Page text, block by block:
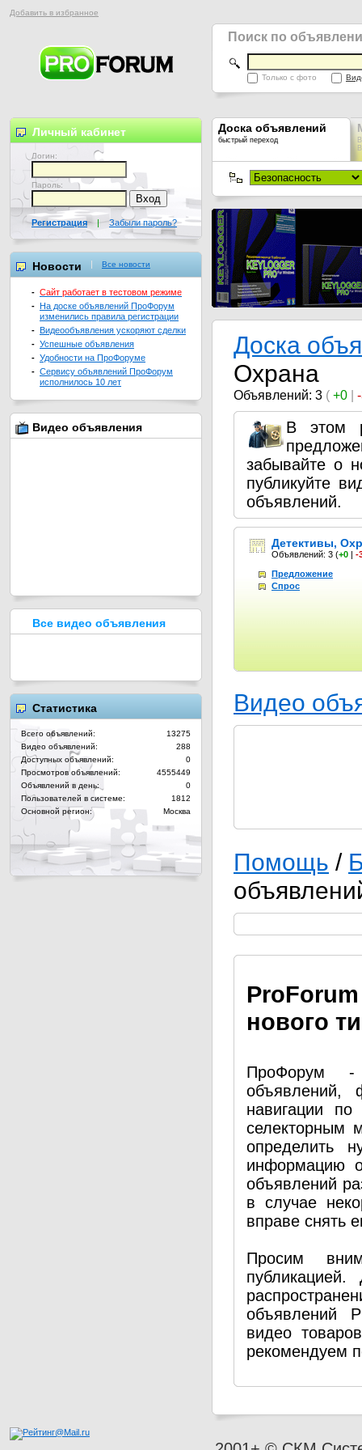
Добавить в избранное
Поиск по
Только с фото
Доска объявлений
быстрый переход
Доска
Охрана
Объявлений: 3 ( +0 |
В этом
забывайте о
публикуйте
объявлений.
Детективы,
Объявлений: 3 (+0 | -
Предложение
Спрос
Видео
Помощь /
Pro
нового
ПроФорум -
объявлений,
навигации по
селекторным
определить
информацию
объявлений
в случае
вправе снять
Просим
объявлений
видео
рекомендуем
Личный кабинет
Логин:
Пароль:
Регистрация | Забыли пароль?
Новости Все новости
- Сайт работает в тестовом режиме
- На доске объявлений ПроФорум
изменились правила регистрации
- Видеообъявления ускоряют сделки
- Успешные объявления
- Удобности на ПроФоруме
- Сервису объявлений ПроФорум
исполнилось 10 лет
Видео объявления
Все видео объявления
Статистика
Всего объявлений:
13275
Видео объявлений:
288
Доступных объявлений:
0
Просмотров объявлений:
4555449
Объявлений в день:
0
Пользователей в системе:
1812
Основной регион:
Москва